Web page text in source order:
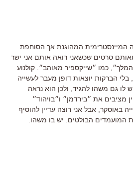
המיינסטרימית המהוגנת אך הסוחפת
סרטים שכשאני רואה אותם אני ישר
כמו ״שייקספיר מאוהב״. קולנוע
הברקות יוצאות דופן מעבר לעשייה
לו גם משהו להגיד, ולכן הוא נראה
מציבים את ״בירדמן״ ו״בויהוד״
באוסקר, אבל אני רוצה עדיין להוסיף
המועמדים הבולטים. יש בו משהו.